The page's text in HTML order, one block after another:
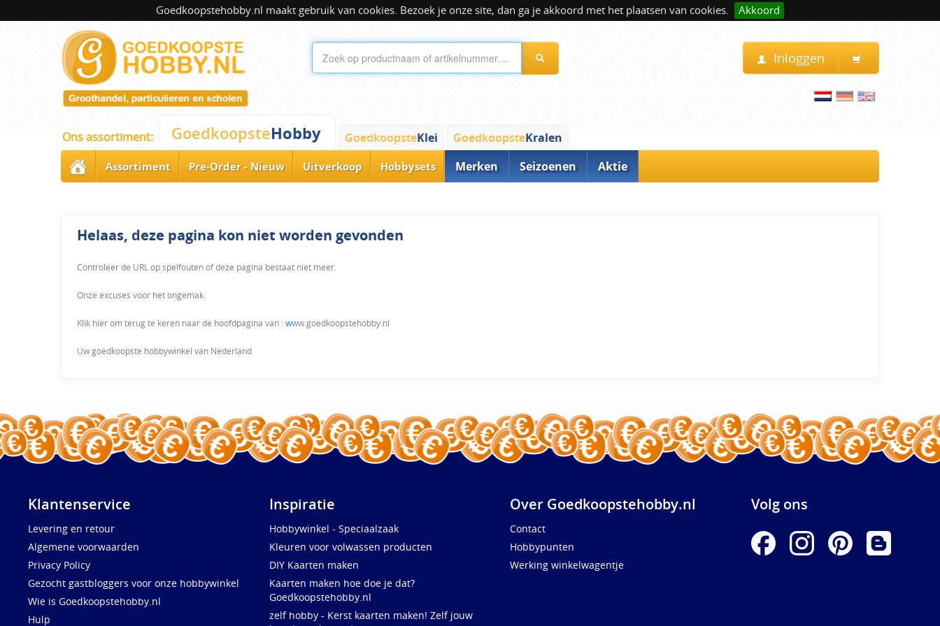
Goedkoopstehobby.nl maakt gebruik van cookies. Bezoek je onze site, dan ga je akkoord met het plaatsen van cookies. Akkoord
Inloggen
Ons assortiment: GoedkoopsteHobby GoedkoopsteKlei GoedkoopsteKralen
Assortiment Pre-Order - Nieuw Uitverkoop Hobbysets Merken Seizoenen Aktie
Helaas, deze pagina kon niet worden gevonden
Controleer de URL op spelfouten of deze pagina bestaat niet meer.
Onze excuses voor het ongemak.
Klik hier om terug te keren naar de hoofdpagina van : www.goedkoopstehobby.nl
Uw goedkoopste hobbywinkel van Nederland
Klantenservice
Levering en retour
Algemene voorwaarden
Privacy Policy
Gezocht gastbloggers voor onze hobbywinkel
Wie is Goedkoopstehobby.nl
Hulp
Inspiratie
Hobbywinkel - Speciaalzaak
Kleuren voor volwassen producten
DIY Kaarten maken
Kaarten maken hoe doe je dat?
Goedkoopstehobby.nl
zelf hobby - Kerst kaarten maken! Zelf jouw
Over Goedkoopstehobby.nl
Contact
Hobbypunten
Werking winkelwagentje
Volg ons